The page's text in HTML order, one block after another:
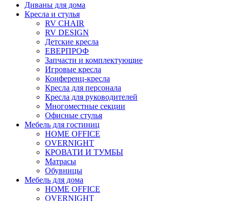
Диваны для дома
Кресла и стулья
RV CHAIR
RV DESIGN
Детские кресла
ЕВЕРПРОФ
Запчасти и комплектующие
Игровые кресла
Конференц-кресла
Кресла для персонала
Кресла для руководителей
Многоместные секции
Офисные стулья
Мебель для гостиниц
HOME OFFICE
OVERNIGHT
КРОВАТИ И ТУМБЫ
Матрасы
Обувницы
Мебель для дома
HOME OFFICE
OVERNIGHT